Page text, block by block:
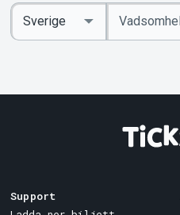
Ange
sökord
Select
Country
Support